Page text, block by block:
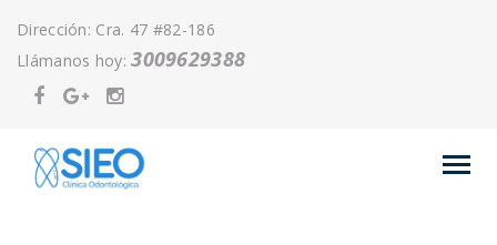
Dirección: Cra. 47 #82-186
Llámanos hoy:3009629388